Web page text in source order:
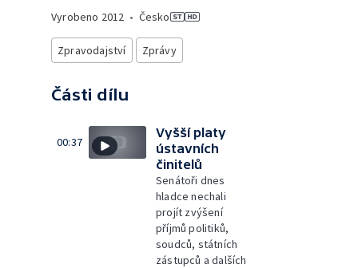
Vyrobeno 2012 • Česko
Zpravodajství Zprávy
Části dílu
00:37
Vyšší platy
ústavních
činitelů
Senátoři dnes
hladce nechali
projít zvýšení
příjmů politiků,
soudců, státních
zástupců a dalších